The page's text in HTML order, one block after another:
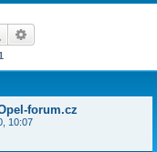
Hledat
forum.cz
10:07